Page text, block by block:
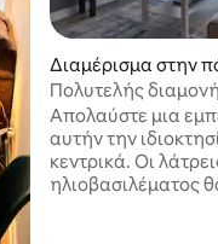
Διαμέρισμα στην
σάουγκα
Πολυτελής
Απολαύστε μια
αυτήν την
κεντρικά. Οι
ηλιοβασιλέματος